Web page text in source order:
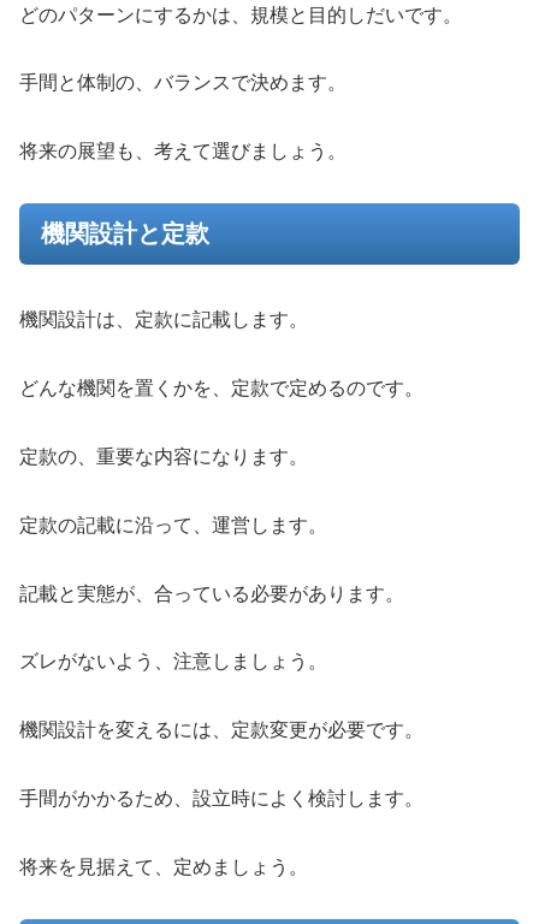
どのパターンにするかは、規模と目的しだいです。
手間と体制の、バランスで決めます。
将来の展望も、考えて選びましょう。
機関設計と定款
機関設計は、定款に記載します。
どんな機関を置くかを、定款で定めるのです。
定款の、重要な内容になります。
定款の記載に沿って、運営します。
記載と実態が、合っている必要があります。
ズレがないよう、注意しましょう。
機関設計を変えるには、定款変更が必要です。
手間がかかるため、設立時によく検討します。
将来を見据えて、定めましょう。